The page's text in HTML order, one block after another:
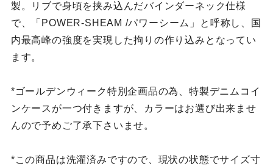
製。リブで身頃を挟み込んだバインダーネック仕様
で、「POWER-SHEAM /パワーシーム」と呼称し、国
内最高峰の強度を実現した拘りの作り込みとなってい
ます。
*ゴールデンウィーク特別企画品の為、特製デニムコイ
ンケースが一つ付きますが、カラーはお選び出来ませ
んので予めご了承下さいませ。
*この商品は洗濯済みですので、現状の状態でサイズ寸